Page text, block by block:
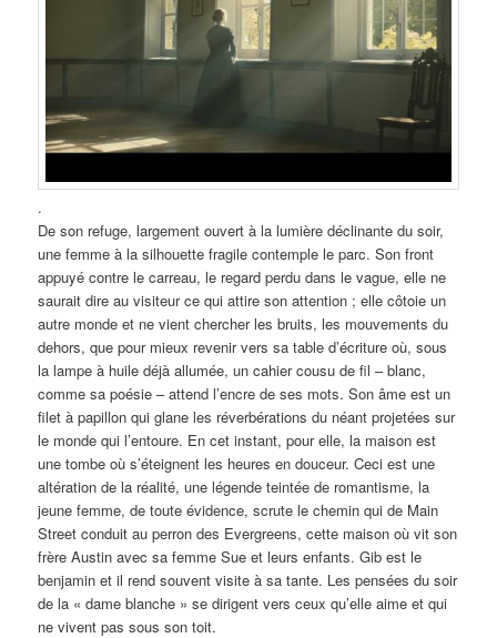
.
De son refuge, largement ouvert à la lumière déclinante du soir,
une femme à la silhouette fragile contemple le parc. Son front
appuyé contre le carreau, le regard perdu dans le vague, elle ne
saurait dire au visiteur ce qui attire son attention ; elle côtoie un
autre monde et ne vient chercher les bruits, les mouvements du
dehors, que pour mieux revenir vers sa table d’écriture où, sous
la lampe à huile déjà allumée, un cahier cousu de fil – blanc,
comme sa poésie – attend l’encre de ses mots. Son âme est un
filet à papillon qui glane les réverbérations du néant projetées sur
le monde qui l’entoure. En cet instant, pour elle, la maison est
une tombe où s’éteignent les heures en douceur. Ceci est une
altération de la réalité, une légende teintée de romantisme, la
jeune femme, de toute évidence, scrute le chemin qui de Main
Street conduit au perron des Evergreens, cette maison où vit son
frère Austin avec sa femme Sue et leurs enfants. Gib est le
benjamin et il rend souvent visite à sa tante. Les pensées du soir
de la « dame blanche » se dirigent vers ceux qu’elle aime et qui
ne vivent pas sous son toit.